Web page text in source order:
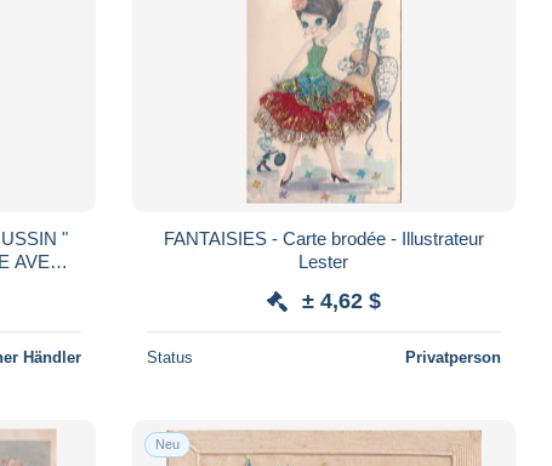
"
AVEC
Händler
FANTAISIES - Carte brodée - Illustrateur
Lester
± 4,62 $
Status Privatperson
Neu